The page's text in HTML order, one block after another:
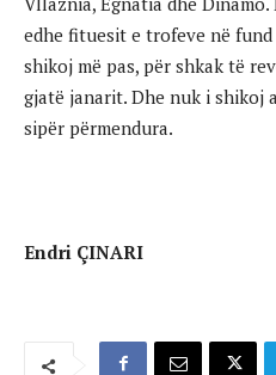
edhe fituesit e trofeve në
shikoj më pas, për shkak të
gjatë janarit. Dhe nuk i shikoj
sipër përmendura.
Endri ÇINARI